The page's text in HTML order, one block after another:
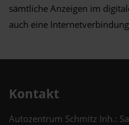
sämtliche Anzeigen im
auch eine
Kontakt
Autozentrum Schmitz Inh.: